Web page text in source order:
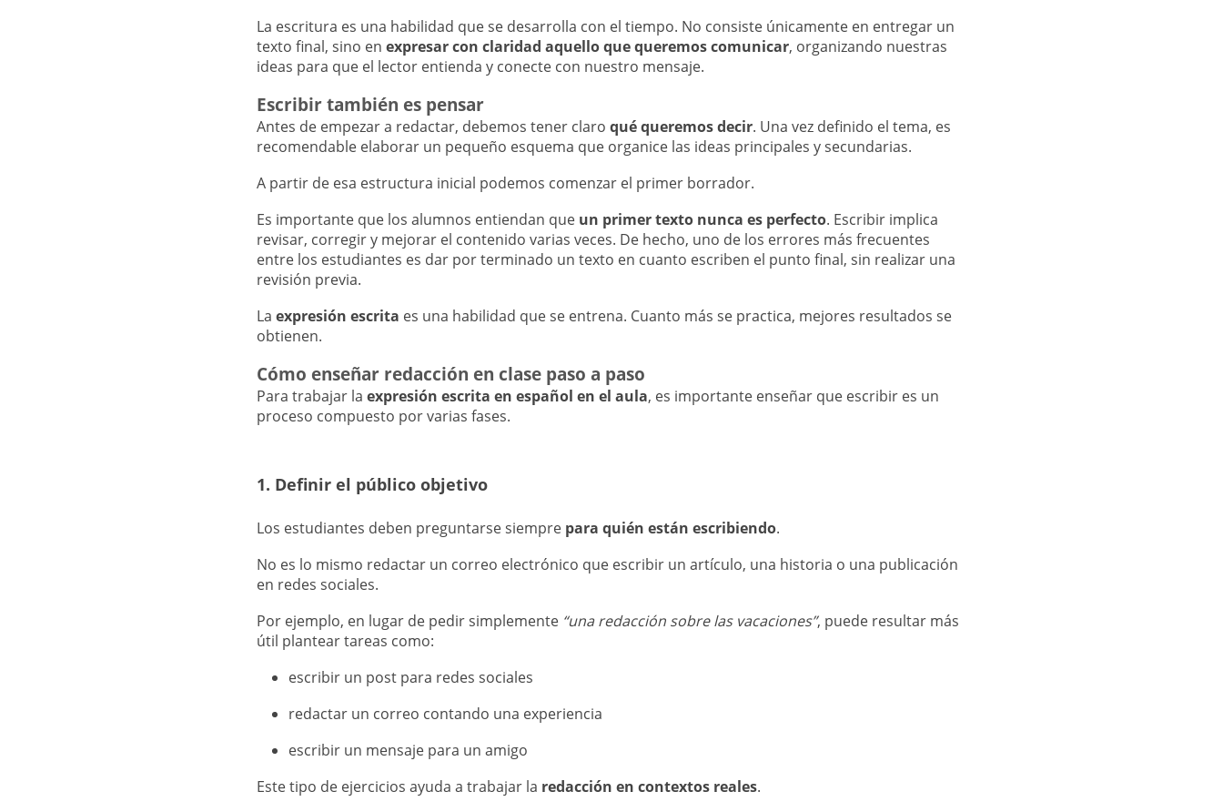
La escritura es una habilidad que se desarrolla con el tiempo. No consiste únicamente en entregar un
texto final, sino en expresar con claridad aquello que queremos comunicar, organizando nuestras
ideas para que el lector entienda y conecte con nuestro mensaje.
Escribir también es pensar
Antes de empezar a redactar, debemos tener claro qué queremos decir. Una vez definido el tema, es
recomendable elaborar un pequeño esquema que organice las ideas principales y secundarias.
A partir de esa estructura inicial podemos comenzar el primer borrador.
Es importante que los alumnos entiendan que un primer texto nunca es perfecto. Escribir implica
revisar, corregir y mejorar el contenido varias veces. De hecho, uno de los errores más frecuentes
entre los estudiantes es dar por terminado un texto en cuanto escriben el punto final, sin realizar una
revisión previa.
La expresión escrita es una habilidad que se entrena. Cuanto más se practica, mejores resultados se
obtienen.
Cómo enseñar redacción en clase paso a paso
Para trabajar la expresión escrita en español en el aula, es importante enseñar que escribir es un
proceso compuesto por varias fases.
1. Definir el público objetivo
Los estudiantes deben preguntarse siempre para quién están escribiendo.
No es lo mismo redactar un correo electrónico que escribir un artículo, una historia o una publicación
en redes sociales.
Por ejemplo, en lugar de pedir simplemente “una redacción sobre las vacaciones”, puede resultar más
útil plantear tareas como:
escribir un post para redes sociales
redactar un correo contando una experiencia
escribir un mensaje para un amigo
Este tipo de ejercicios ayuda a trabajar la redacción en contextos reales.